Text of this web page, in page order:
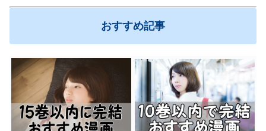
おすすめ記事